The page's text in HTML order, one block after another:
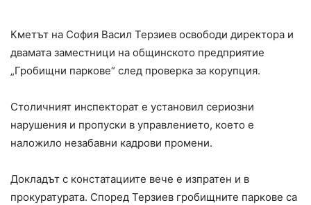
Кметът на София Васил Терзиев освободи директора и
двамата заместници на общинското предприятие
„Гробищни паркове“ след проверка за корупция.
Столичният инспекторат е установил сериозни
нарушения и пропуски в управлението, което е
наложило незабавни кадрови промени.
Докладът с констатациите вече е изпратен и в
прокуратурата. Според Терзиев гробищните паркове са